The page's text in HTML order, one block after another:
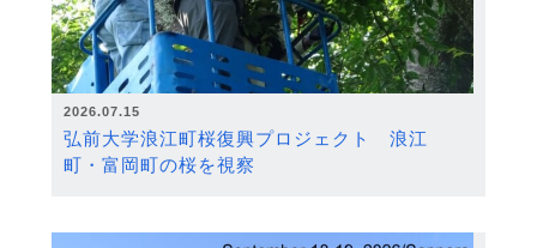
2026.07.15
弘前大学浪江町桜復興プロジェクト 浪江
町・富岡町の桜を視察